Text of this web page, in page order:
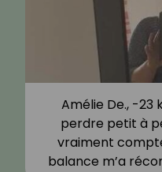
Amélie De., -23
perdre petit à
vraiment
balance m’a